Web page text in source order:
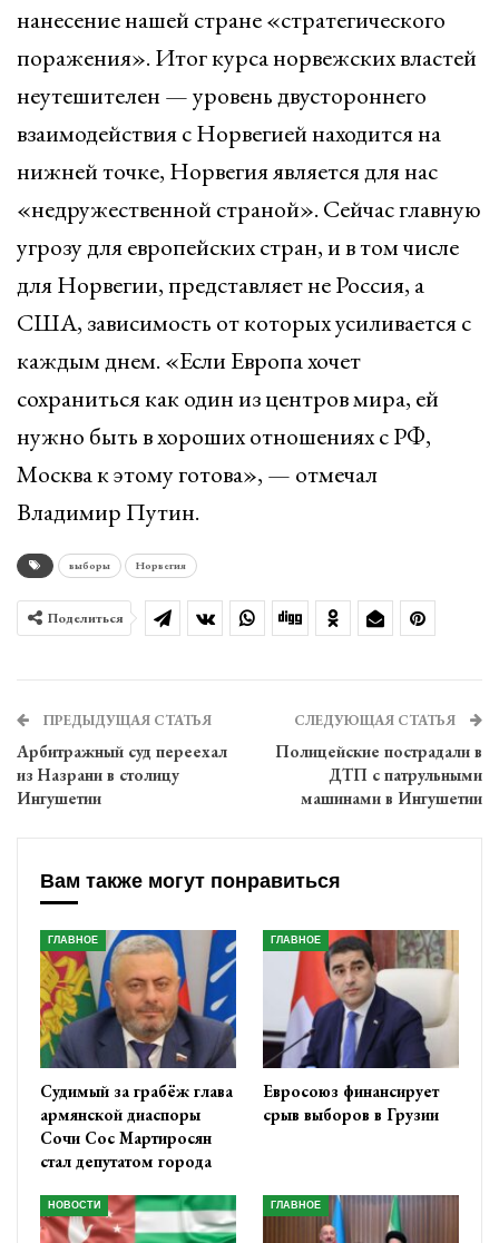
нанесение нашей стране «стратегического
поражения». Итог курса норвежских властей
неутешителен — уровень двустороннего
взаимодействия с Норвегией находится на
нижней точке, Норвегия является для нас
«недружественной страной». Сейчас главную
угрозу для европейских стран, и в том числе
для Норвегии, представляет не Россия, а
США, зависимость от которых усиливается с
каждым днем. «Если Европа хочет
сохраниться как один из центров мира, ей
нужно быть в хороших отношениях с РФ,
Москва к этому готова», — отмечал
Владимир Путин.
выборы Норвегия
Поделиться
ПРЕДЫДУЩАЯ СТАТЬЯ
Арбитражный суд переехал
из Назрани в столицу
Ингушетии
СЛЕДУЮЩАЯ СТАТЬЯ
Полицейские пострадали в
ДТП с патрульными
машинами в Ингушетии
Вам также могут понравиться
ГЛАВНОЕ
Судимый за грабёж глава
армянской диаспоры
Сочи Сос Мартиросян
стал депутатом города
ГЛАВНОЕ
Евросоюз финансирует
срыв выборов в Грузии
НОВОСТИ ГЛАВНОЕ